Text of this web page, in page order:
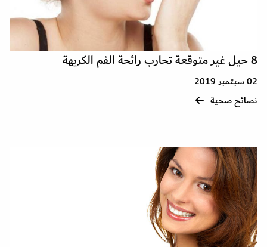
8 حيل غير متوقعة تحارب رائحة الفم الكريهة
02 سبتمبر 2019
نصائح صحية